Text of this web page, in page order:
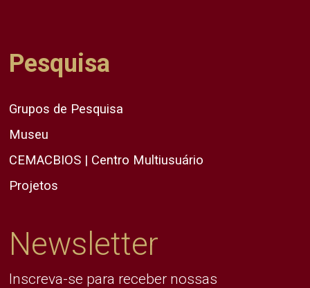
Pesquisa
Grupos de Pesquisa
Museu
CEMACBIOS | Centro Multiusuário
Projetos
Newsletter
Inscreva-se para receber nossas